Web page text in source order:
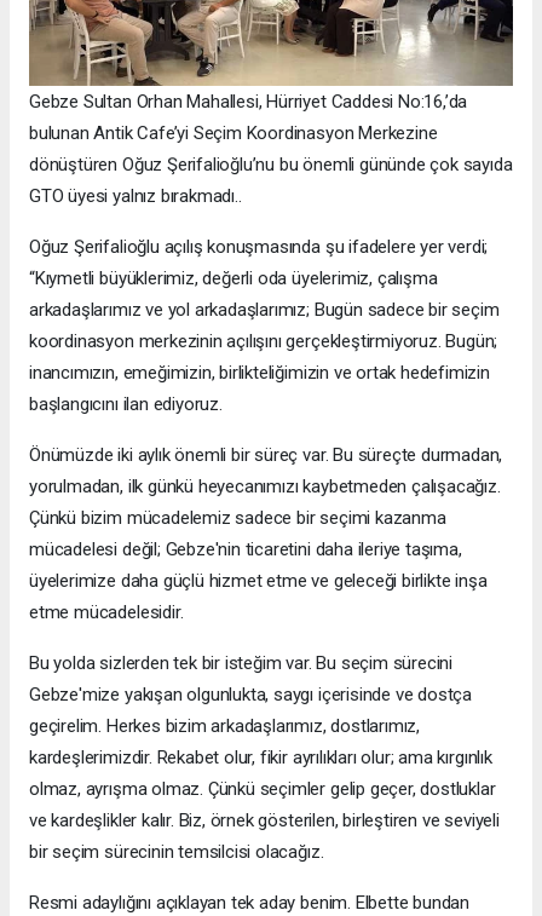
Gebze Sultan Orhan Mahallesi, Hürriyet Caddesi No:16,’da
bulunan Antik Cafe’yi Seçim Koordinasyon Merkezine
dönüştüren Oğuz Şerifalioğlu’nu bu önemli gününde çok sayıda
GTO üyesi yalnız bırakmadı..
Oğuz Şerifalioğlu açılış konuşmasında şu ifadelere yer verdi;
“Kıymetli büyüklerimiz, değerli oda üyelerimiz, çalışma
arkadaşlarımız ve yol arkadaşlarımız; Bugün sadece bir seçim
koordinasyon merkezinin açılışını gerçekleştirmiyoruz. Bugün;
inancımızın, emeğimizin, birlikteliğimizin ve ortak hedefimizin
başlangıcını ilan ediyoruz.
Önümüzde iki aylık önemli bir süreç var. Bu süreçte durmadan,
yorulmadan, ilk günkü heyecanımızı kaybetmeden çalışacağız.
Çünkü bizim mücadelemiz sadece bir seçimi kazanma
mücadelesi değil; Gebze'nin ticaretini daha ileriye taşıma,
üyelerimize daha güçlü hizmet etme ve geleceği birlikte inşa
etme mücadelesidir.
Bu yolda sizlerden tek bir isteğim var. Bu seçim sürecini
Gebze'mize yakışan olgunlukta, saygı içerisinde ve dostça
geçirelim. Herkes bizim arkadaşlarımız, dostlarımız,
kardeşlerimizdir. Rekabet olur, fikir ayrılıkları olur; ama kırgınlık
olmaz, ayrışma olmaz. Çünkü seçimler gelip geçer, dostluklar
ve kardeşlikler kalır. Biz, örnek gösterilen, birleştiren ve seviyeli
bir seçim sürecinin temsilcisi olacağız.
Resmi adaylığını açıklayan tek aday benim. Elbette bundan